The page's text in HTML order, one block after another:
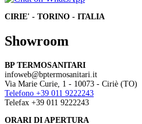
CIRIE' - TORINO - ITALIA
Showroom
BP TERMOSANITARI
infoweb@bptermosanitari.it
Via Marie Curie, 1 - 10073 - Ciriè (TO)
Telefono +39 011 9222243
Telefax +39 011 9222243
ORARI DI APERTURA